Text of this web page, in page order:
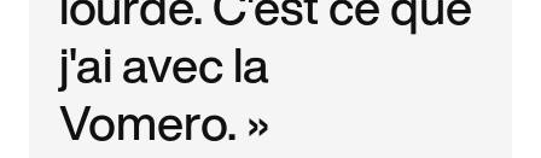
j'ai avec la
Vomero. »